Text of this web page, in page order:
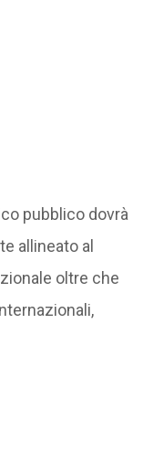
pubblico dovrà
allineato al
oltre che